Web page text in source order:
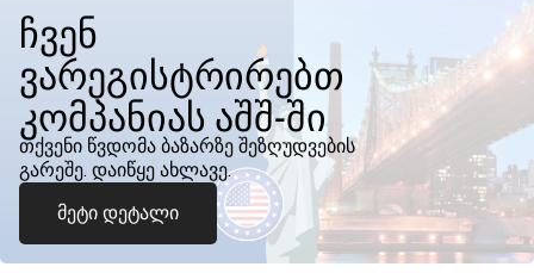
ჩვენ
ვარეგისტრირებთ
კომპანიას აშშ-ში
თქვენი წვდომა ბაზარზე შეზღუდვების
გარეშე. დაიწყე ახლავე.
მეტი დეტალი